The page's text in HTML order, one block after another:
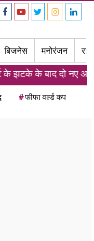
बिजनेस मनोरंजन
नए आदेशों पर किए
#फीफा वर्ल्ड कप